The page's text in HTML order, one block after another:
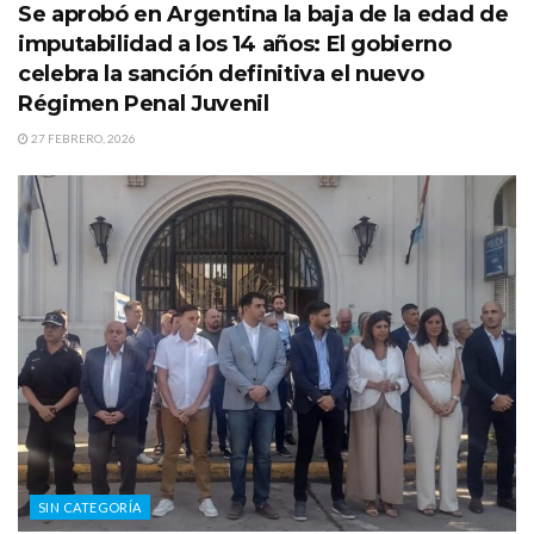
Se aprobó en Argentina la baja de la edad de
imputabilidad a los 14 años: El gobierno
celebra la sanción definitiva el nuevo
Régimen Penal Juvenil
27 FEBRERO, 2026
SIN CATEGORÍA